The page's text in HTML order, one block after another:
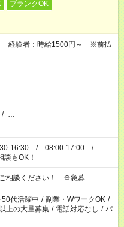
ブランクOK
経験者：時給1500円～ ※前払
/ …
16:30 / 08:00-17:00 /
もOK！
相談ください！ ※急募
代活躍中 / 副業・WワークOK /
上の大量募集 / 電話対応なし / パ